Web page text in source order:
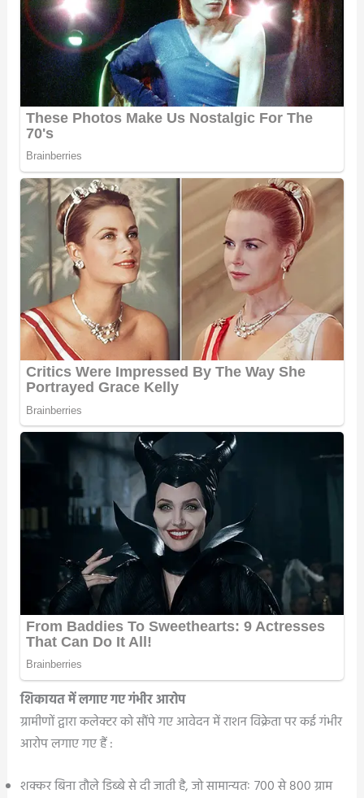
शिकायत में लगाए गए गंभीर आरोप
ग्रामीणों द्वारा कलेक्टर को सौंपे गए आवेदन में राशन विक्रेता पर कई गंभीर
आरोप लगाए गए हैं :
शक्कर बिना तौले डिब्बे से दी जाती है, जो सामान्यतः 700 से 800 ग्राम